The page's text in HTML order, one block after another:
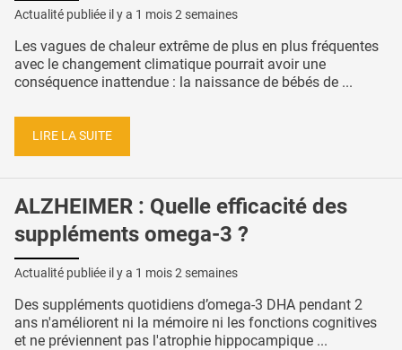
Actualité publiée il y a 1 mois 2 semaines
Les vagues de chaleur extrême de plus en plus fréquentes
avec le changement climatique pourrait avoir une
conséquence inattendue : la naissance de bébés de ...
LIRE LA SUITE
ALZHEIMER : Quelle efficacité des
suppléments omega-3 ?
Actualité publiée il y a 1 mois 2 semaines
Des suppléments quotidiens d’omega-3 DHA pendant 2
ans n'améliorent ni la mémoire ni les fonctions cognitives
et ne préviennent pas l'atrophie hippocampique ...